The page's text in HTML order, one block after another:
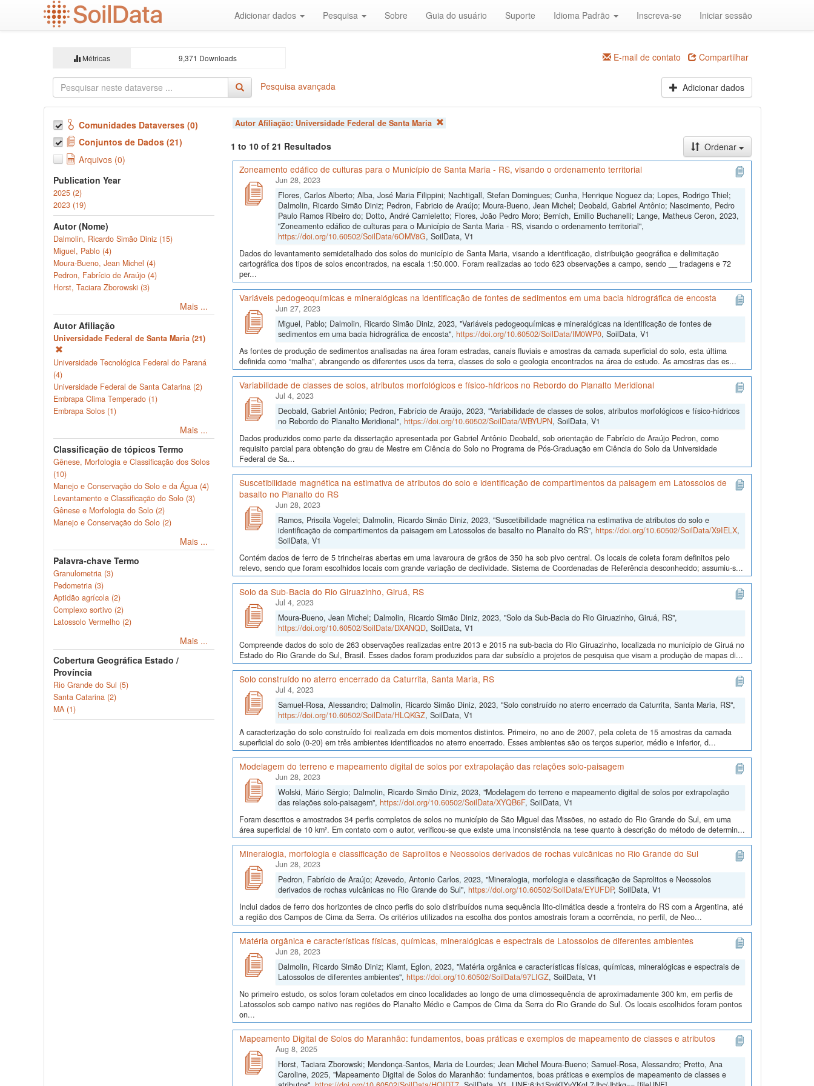
Adicionar dados Pesquisa Sobre Guia do usuário Suporte Idioma Padrão Inscreva-se Iniciar sessão
Métricas 9,371 Downloads E-mail de contato Compartilhar
Pesquisa avançada Adicionar dados
Comunidades Dataverses (0)
Conjuntos de Dados (21)
Arquivos (0)
Publication Year
2025 (2)
2023 (19)
Autor (Nome)
Dalmolin, Ricardo Simão Diniz (15)
Miguel, Pablo (4)
Moura-Bueno, Jean Michel (4)
Pedron, Fabrício de Araújo (4)
Horst, Taciara Zborowski (3)
Mais ...
Autor Afiliação
Universidade Federal de Santa Maria (21)
Universidade Tecnológica Federal do Paraná
(4)
Universidade Federal de Santa Catarina (2)
Embrapa Clima Temperado (1)
Embrapa Solos (1)
Mais ...
Classificação de tópicos Termo
Gênese, Morfologia e Classificação dos Solos
(10)
Manejo e Conservação do Solo e da Água (4)
Levantamento e Classificação do Solo (3)
Gênese e Morfologia do Solo (2)
Manejo e Conservação do Solo (2)
Mais ...
Palavra-chave Termo
Granulometria (3)
Pedometria (3)
Aptidão agrícola (2)
Complexo sortivo (2)
Latossolo Vermelho (2)
Mais ...
Cobertura Geográfica Estado /
Província
Rio Grande do Sul (5)
Santa Catarina (2)
MA (1)
Autor Afiliação: Universidade Federal de Santa Maria
1 to 10 of 21 Resultados
Ordenar
Zoneamento edáfico de culturas para o Município de Santa Maria - RS, visando o ordenamento territorial
Jun 28, 2023
Flores, Carlos Alberto; Alba, José Maria Filippini; Nachtigall, Stefan Domingues; Cunha, Henrique Noguez da; Lopes, Rodrigo Thiel;
Dalmolin, Ricardo Simão Diniz; Pedron, Fabricio de Araújo; Moura-Bueno, Jean Michel; Deobald, Gabriel Antônio; Nascimento, Pedro
Paulo Ramos Ribeiro do; Dotto, André Carnieletto; Flores, João Pedro Moro; Bernich, Emilio Buchanelli; Lange, Matheus Ceron, 2023,
"Zoneamento edáfico de culturas para o Município de Santa Maria - RS, visando o ordenamento territorial",
https://doi.org/10.60502/SoilData/6OMV8G, SoilData, V1
Dados do levantamento semidetalhado dos solos do município de Santa Maria, visando a identificação, distribuição geográfica e delimitação
cartográfica dos tipos de solos encontrados, na escala 1:50.000. Foram realizadas ao todo 623 observações a campo, sendo __ tradagens e 72
per...
Variáveis pedogeoquímicas e mineralógicas na identificação de fontes de sedimentos em uma bacia hidrográfica de encosta
Jun 27, 2023
Miguel, Pablo; Dalmolin, Ricardo Simão Diniz, 2023, "Variáveis pedogeoquímicas e mineralógicas na identificação de fontes de
sedimentos em uma bacia hidrográfica de encosta", https://doi.org/10.60502/SoilData/IM0WP0, SoilData, V1
As fontes de produção de sedimentos analisadas na área foram estradas, canais fluviais e amostras da camada superficial do solo, esta última
definida como “malha”, abrangendo os diferentes usos da terra, classes de solo e geologia encontrados na área de estudo. As amostras das es...
Variabilidade de classes de solos, atributos morfológicos e físico-hídricos no Rebordo do Planalto Meridional
Jul 4, 2023
Deobald, Gabriel Antônio; Pedron, Fabrício de Araújo, 2023, "Variabilidade de classes de solos, atributos morfológicos e físico-hídricos
no Rebordo do Planalto Meridional", https://doi.org/10.60502/SoilData/WBYUPN, SoilData, V1
Dados produzidos como parte da dissertação apresentada por Gabriel Antônio Deobald, sob orientação de Fabrício de Araújo Pedron, como
requisito parcial para obtenção do grau de Mestre em Ciência do Solo no Programa de Pós-Graduação em Ciência do Solo da Universidade
Federal de Sa...
Suscetibilidade magnética na estimativa de atributos do solo e identificação de compartimentos da paisagem em Latossolos de
basalto no Planalto do RS
Jun 28, 2023
Ramos, Priscila Vogelei; Dalmolin, Ricardo Simão Diniz, 2023, "Suscetibilidade magnética na estimativa de atributos do solo e
identificação de compartimentos da paisagem em Latossolos de basalto no Planalto do RS", https://doi.org/10.60502/SoilData/X9IELX,
SoilData, V1
Contém dados de ferro de 5 trincheiras abertas em uma lavaroura de grãos de 350 ha sob pivo central. Os locais de coleta foram definitos pelo
relevo, sendo que foram escolhidos locais com grande variação de declividade. Sistema de Coordenadas de Referência desconhecido; assumiu-s...
Solo da Sub-Bacia do Rio Giruazinho, Giruá, RS
Jul 4, 2023
Moura-Bueno, Jean Michel; Dalmolin, Ricardo Simão Diniz, 2023, "Solo da Sub-Bacia do Rio Giruazinho, Giruá, RS",
https://doi.org/10.60502/SoilData/DXANQD, SoilData, V1
Compreende dados do solo de 263 observações realizadas entre 2013 e 2015 na sub-bacia do Rio Giruazinho, localizada no município de Giruá no
Estado do Rio Grande do Sul, Brasil. Esses dados foram produzidos para dar subsídio a projetos de pesquisa que visam a produção de mapas di...
Solo construído no aterro encerrado da Caturrita, Santa Maria, RS
Jul 4, 2023
Samuel-Rosa, Alessandro; Dalmolin, Ricardo Simão Diniz, 2023, "Solo construído no aterro encerrado da Caturrita, Santa Maria, RS",
https://doi.org/10.60502/SoilData/HLQKGZ, SoilData, V1
A caracterização do solo construído foi realizada em dois momentos distintos. Primeiro, no ano de 2007, pela coleta de 15 amostras da camada
superficial do solo (0-20) em três ambientes identificados no aterro encerrado. Esses ambientes são os terços superior, médio e inferior, d...
Modelagem do terreno e mapeamento digital de solos por extrapolação das relações solo-paisagem
Jun 28, 2023
Wolski, Mário Sérgio; Dalmolin, Ricardo Simão Diniz, 2023, "Modelagem do terreno e mapeamento digital de solos por extrapolação
das relações solo-paisagem", https://doi.org/10.60502/SoilData/XYQB6F, SoilData, V1
Foram descritos e amostrados 34 perfis completos de solos no município de São Miguel das Missões, no estado do Rio Grande do Sul, em uma
área superficial de 10 km². Em contato com o autor, verificou-se que existe uma inconsistência na tese quanto à descrição do método de determin...
Mineralogia, morfologia e classificação de Saprolitos e Neossolos derivados de rochas vulcânicas no Rio Grande do Sul
Jun 28, 2023
Pedron, Fabrício de Araújo; Azevedo, Antonio Carlos, 2023, "Mineralogia, morfologia e classificação de Saprolitos e Neossolos
derivados de rochas vulcânicas no Rio Grande do Sul", https://doi.org/10.60502/SoilData/EYUFDP, SoilData, V1
Inclui dados de ferro dos horizontes de cinco perfis do solo distribuídos numa sequência lito-climática desde a fronteira do RS com a Argentina, até
a região dos Campos de Cima da Serra. Os critérios utilizados na escolha dos pontos amostrais foram a ocorrência, no perfil, de Neo...
Matéria orgânica e características físicas, químicas, mineralógicas e espectrais de Latossolos de diferentes ambientes
Jun 28, 2023
Dalmolin, Ricardo Simão Diniz; Klamt, Eglon, 2023, "Matéria orgânica e características físicas, químicas, mineralógicas e espectrais de
Latossolos de diferentes ambientes", https://doi.org/10.60502/SoilData/97LIGZ, SoilData, V1
No primeiro estudo, os solos foram coletados em cinco localidades ao longo de uma climossequência de aproximadamente 300 km, em perfis de
Latossolos sob campo nativo nas regiões do Planalto Médio e Campos de Cima da Serra do Rio Grande do Sul. Os locais escolhidos foram pontos
on...
Mapeamento Digital de Solos do Maranhão: fundamentos, boas práticas e exemplos de mapeamento de classes e atributos
Aug 8, 2025
Horst, Taciara Zborowski; Mendonça-Santos, Maria de Lourdes; Jean Michel Moura-Bueno; Samuel-Rosa, Alessandro; Pretto, Ana
Caroline, 2025, "Mapeamento Digital de Solos do Maranhão: fundamentos, boas práticas e exemplos de mapeamento de classes e